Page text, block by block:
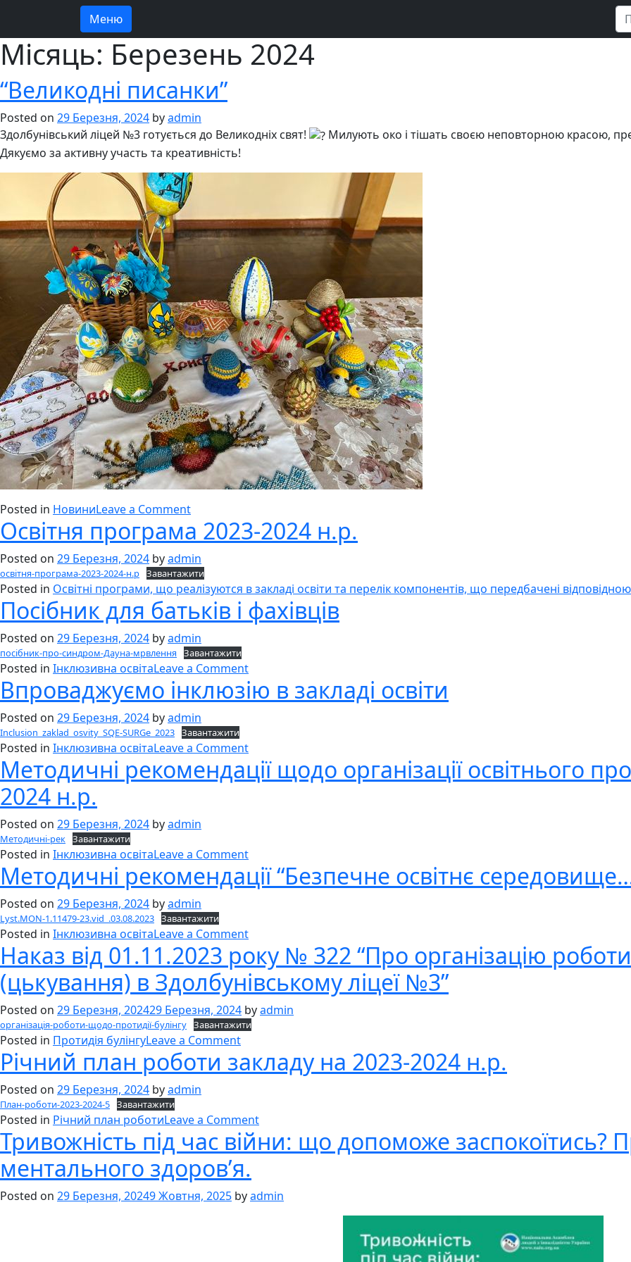
Меню
Місяць: Березень 2024
“Великодні писанки”
Posted on 29 Березня, 2024 byadmin
Здолбунівський ліцей №3 готується до Великодніх свят!
Милують око і тішать своєю неповторною красою,
Дякуємо за активну участь та креативність!
Posted in НовиниLeave a Commenton
“Великодні
писанки”
Освітня програма 2023-2024 н.р.
Posted on 29 Березня, 2024 byadmin
освітня-програма-2023-2024-н.р Завантажити
Posted in Освітні програми, що реалізуются в закладі освіти та перелік компонентів, що передбачені
Посібник для батьків і фахівців
Posted on 29 Березня, 2024 byadmin
посібник-про-синдром-Дауна-мрвлення Завантажити
Posted in Інклюзивна освітаLeave a Commenton
Посібник
для
фахівців
Впроваджуємо інклюзію в закладі освіти
Posted on 29 Березня, 2024 byadmin
Inclusion_zaklad_osvity_SQE-SURGe_2023 Завантажити
Posted in Інклюзивна освітаLeave a Commenton
Впроваджуємо
інклюзію
Методичні рекомендації щодо організації освітнього
2024 н.р.
Posted on 29 Березня, 2024 byadmin
Методичні-рек Завантажити
Posted in Інклюзивна освітаLeave a Commenton
Методичні
рекомендації
освітнього
процесу
дітей
з
ООП
у
2024
н.р.
Методичні рекомендації “Безпечне освітнє
Posted on 29 Березня, 2024 byadmin
Lyst.MON-1.11479-23.vid_.03.08.2023 Завантажити
Posted in Інклюзивна освітаLeave a Commenton
Методичні
рекомендації
“Безпечне
середовище…”
Наказ від 01.11.2023 року № 322 “Про організацію
(цькування) в Здолбунівському ліцеї №3”
Posted on 29 Березня, 202429 Березня, 2024 byadmin
організація-роботи-щодо-протидії-булінгу Завантажити
Posted in Протидія булінгуLeave a Commenton
Наказ
від
№
322
“Про
організацію
роботи
Річний план роботи закладу на 2023-2024 н.р.
Posted on 29 Березня, 2024 byadmin
План-роботи-2023-2024-5 Завантажити
Posted in Річний план роботиLeave a Commenton
Річний
план
на
Тривожність під час війни: що допоможе заспокоїтись?
ментального здоров’я.
Posted on 29 Березня, 20249 Жовтня, 2025 byadmin